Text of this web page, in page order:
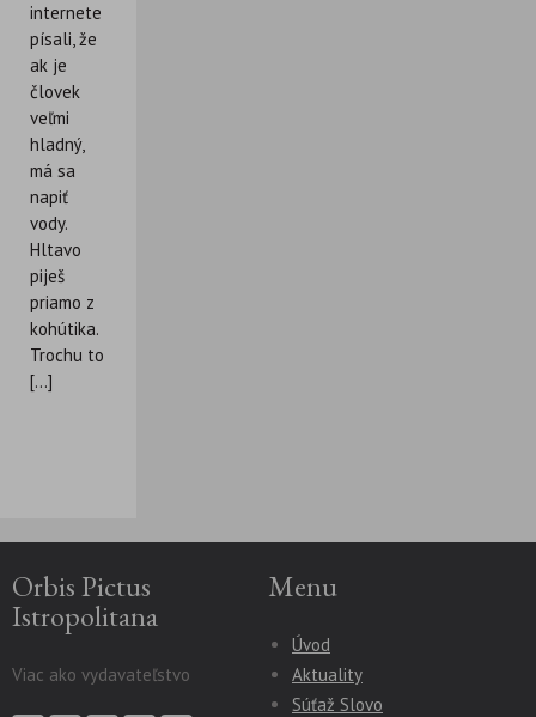
internete
písali, že
ak je
človek
veľmi
hladný,
má sa
napiť
vody.
Hltavo
piješ
priamo z
kohútika.
Trochu to
[...]
Orbis Pictus
Istropolitana
Viac ako vydavateľstvo
Menu
Úvod
Aktuality
Súťaž Slovo